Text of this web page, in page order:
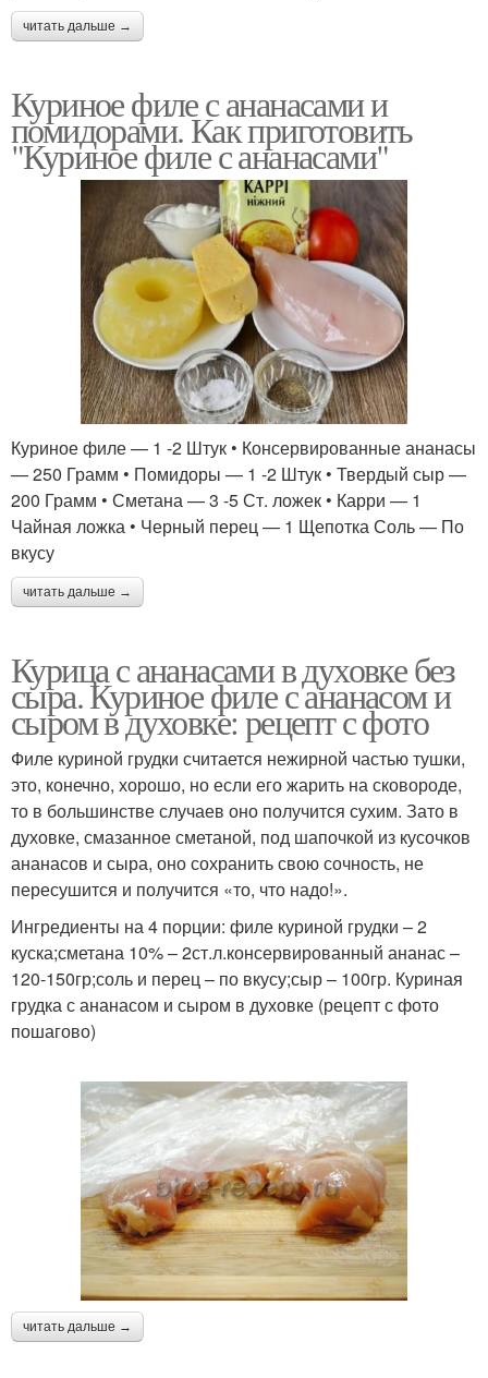
читать дальше →
Куриное филе с ананасами и
помидорами. Как приготовить
"Куриное филе с ананасами"
Куриное филе — 1 -2 Штук • Консервированные ананасы
— 250 Грамм • Помидоры — 1 -2 Штук • Твердый сыр —
200 Грамм • Сметана — 3 -5 Ст. ложек • Карри — 1
Чайная ложка • Черный перец — 1 Щепотка Соль — По
вкусу
читать дальше →
Курица с ананасами в духовке без
сыра. Куриное филе с ананасом и
сыром в духовке: рецепт с фото
Филе куриной грудки считается нежирной частью тушки,
это, конечно, хорошо, но если его жарить на сковороде,
то в большинстве случаев оно получится сухим. Зато в
духовке, смазанное сметаной, под шапочкой из кусочков
ананасов и сыра, оно сохранить свою сочность, не
пересушится и получится «то, что надо!».
Ингредиенты на 4 порции: филе куриной грудки – 2
куска;сметана 10% – 2ст.л.консервированный ананас –
120-150гр;соль и перец – по вкусу;сыр – 100гр. Куриная
грудка с ананасом и сыром в духовке (рецепт с фото
пошагово)
читать дальше →